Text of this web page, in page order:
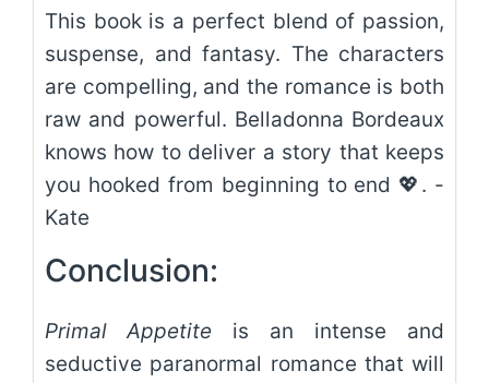
This book is a perfect blend of passion,
suspense, and fantasy. The characters
are compelling, and the romance is both
raw and powerful. Belladonna Bordeaux
knows how to deliver a story that keeps
you hooked from beginning to end 💖. -
Kate
Conclusion:
Primal Appetite is an intense and
seductive paranormal romance that will